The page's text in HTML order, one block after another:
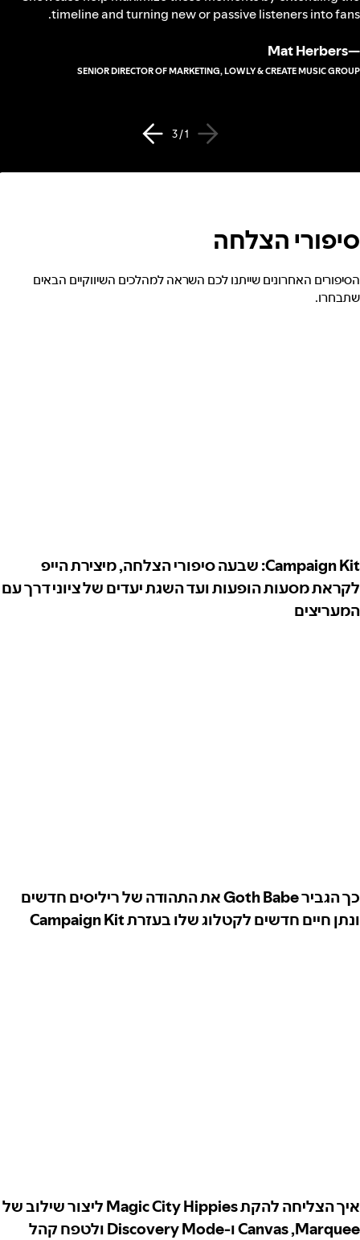
timeline and turning new or passive listeners into fans.
—
Mat Herbers
SENIOR DIRECTOR OF MARKETING, LOWLY & CREATE MUSIC GROUP
1 / 3
סיפורי הצלחה
הסיפורים האחרונים שייתנו לכם השראה למהלכים השיווקיים הבאים
שתבחרו.
Campaign Kit: שבעה סיפורי הצלחה, מיצירת הייפ
לקראת מסעות הופעות ועד השגת יעדים של ציוני דרך עם
המעריצים
כך הגביר Goth Babe את התהודה של ריליסים חדשים
ונתן חיים חדשים לקטלוג שלו בעזרת Campaign Kit
איך הצליחה להקת Magic City Hippies ליצור שילוב של
Marquee,‏ Canvas ו-Discovery Mode ולטפח קהל